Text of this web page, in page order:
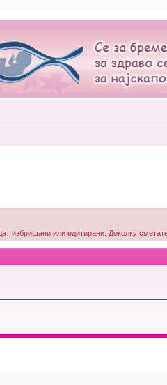
избришани или едитирани. Доколку